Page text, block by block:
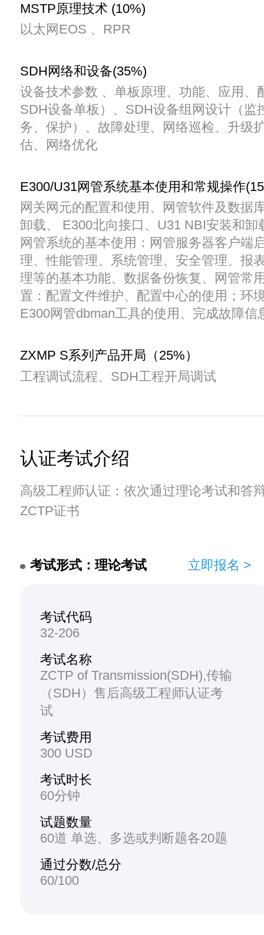
MSTP原理技术 (10%)
以太网EOS 、RPR
SDH网络和设备(35%)
设备技术参数 、单板原理、功能、应用、
SDH设备单板）、SDH设备组网设计（监
务、保护）、故障处理、网络巡检、升级
估、网络优化
E300/U31网管系统基本使用和常规操作
网关网元的配置和使用、网管软件及数据
卸载、 E300北向接口、U31 NBI安装和卸
网管系统的基本使用：网管服务器客户端
理、性能管理、系统管理、安全管理、报
理等的基本功能、数据备份恢复、网管常
置：配置文件维护、配置中心的使用；环
E300网管dbman工具的使用、完成故障信
ZXMP S系列产品开局（25%）
工程调试流程、SDH工程开局调试
认证考试介绍
高级工程师认证：依次通过理论考试和答
ZCTP证书
考试形式：理论考试 立即报名 >
考试代码
32-206
考试名称
ZCTP of Transmission(SDH),传输
（SDH）售后高级工程师认证考
试
考试费用
300 USD
考试时长
60分钟
试题数量
60道 单选、多选或判断题各20题
通过分数/总分
60/100